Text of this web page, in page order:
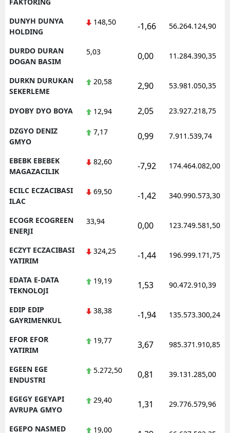
DUNYH DUNYA
HOLDING
148,50 -1,66 56.264.124,90
DURDO DURAN
DOGAN BASIM
5,03 0,00 11.284.390,35
DURKN DURUKAN
SEKERLEME
20,58 2,90 53.981.050,35
DYOBY DYO BOYA 12,94 2,05 23.927.218,75
DZGYO DENIZ
GMYO
7,17 0,99 7.911.539,74
EBEBK EBEBEK
MAGAZACILIK
82,60 -7,92 174.464.082,00
ECILC ECZACIBASI
ILAC
69,50 -1,42 340.990.573,30
ECOGR ECOGREEN
ENERJI
33,94 0,00 123.749.581,50
ECZYT ECZACIBASI
YATIRIM
324,25 -1,44 196.999.171,75
EDATA E-DATA
TEKNOLOJI
19,19 1,53 90.472.910,39
EDIP EDIP
GAYRIMENKUL
38,38 -1,94 135.573.300,24
EFOR EFOR
YATIRIM
19,77 3,67 985.371.910,85
EGEEN EGE
ENDUSTRI
5.272,50 0,81 39.131.285,00
EGEGY EGEYAPI
AVRUPA GMYO
29,40 1,31 29.776.579,96
EGEPO NASMED
19,00